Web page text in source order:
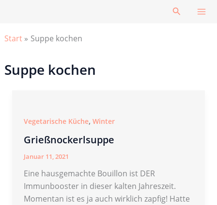
Suchen
Start Suppe kochen
Suppe kochen
Vegetarische Küche, Winter
Grießnockerlsuppe
Januar 11, 2021
Eine hausgemachte Bouillon ist DER
Immunbooster in dieser kalten Jahreszeit.
Momentan ist es ja auch wirklich zapfig! Hatte